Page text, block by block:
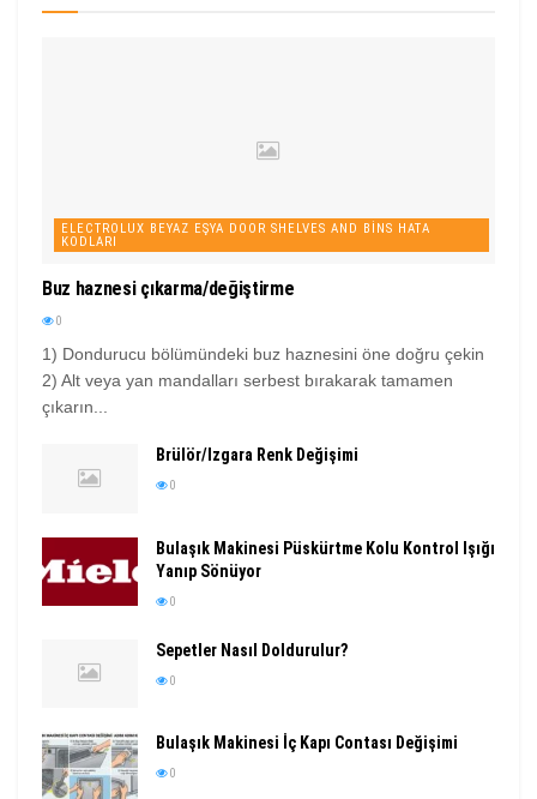
ELECTROLUX BEYAZ EŞYA DOOR SHELVES AND BINS HATA
KODLARI
Buz haznesi çıkarma/değiştirme
0
1) Dondurucu bölümündeki buz haznesini öne doğru çekin
2) Alt veya yan mandalları serbest bırakarak tamamen
çıkarın...
Brülör/Izgara Renk Değişimi
0
Bulaşık Makinesi Püskürtme Kolu Kontrol Işığı
Yanıp Sönüyor
0
Sepetler Nasıl Doldurulur?
0
Bulaşık Makinesi İç Kapı Contası Değişimi
0